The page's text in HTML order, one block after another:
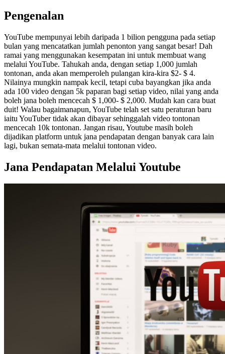
Pengenalan
YouTube mempunyai lebih daripada 1 bilion pengguna pada setiap
bulan yang mencatatkan jumlah penonton yang sangat besar! Dah
ramai yang menggunakan kesempatan ini untuk membuat wang
melalui YouTube. Tahukah anda, dengan setiap 1,000 jumlah
tontonan, anda akan memperoleh pulangan kira-kira $2- $ 4.
Nilainya mungkin nampak kecil, tetapi cuba bayangkan jika anda
ada 100 video dengan 5k paparan bagi setiap video, nilai yang anda
boleh jana boleh mencecah $ 1,000- $ 2,000. Mudah kan cara buat
duit! Walau bagaimanapun, YouTube telah set satu peraturan baru
iaitu YouTuber tidak akan dibayar sehinggalah video tontonan
mencecah 10k tontonan. Jangan risau, Youtube masih boleh
dijadikan platform untuk jana pendapatan dengan banyak cara lain
lagi, bukan semata-mata melalui tontonan video.
Jana Pendapatan Melalui Youtube